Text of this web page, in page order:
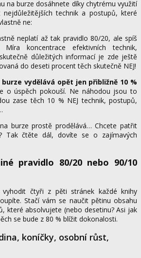
na burze dosáhnete díky chytrému využití
technik a postupů, které
ne:
neplatí až tak pravidlo 80/20, ale spíš
Míra koncentrace efektivních technik,
důležitých informací je zde ještě
do deseti procent těch skutečně NEJ!
burze vydělává opět jen přibližně 10 %
o úspěch pokouší. Ne náhodou jsou to
zase těch 10 % NEJ technik, postupů,
burze prostě prodělává… Chcete patřit
Tak čtěte dál, dovíte se o zajímavých
pravidlo 80/20 nebo 90/10
vyhodit čtyři z pěti stránek každé knihy
Stačí vám se naučit pětinu obsahu
které absolvujete (nebo desetinu? Asi jak
se bude z 80 % blížit dokonalosti.
koníčky, osobní růst,